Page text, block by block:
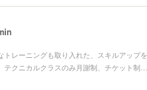
レーニングも取り入れた、スキルアップを
クニカルクラスのみ月謝制、チケット制…